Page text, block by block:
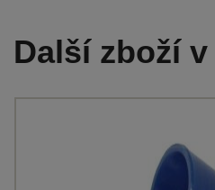
Další zboží